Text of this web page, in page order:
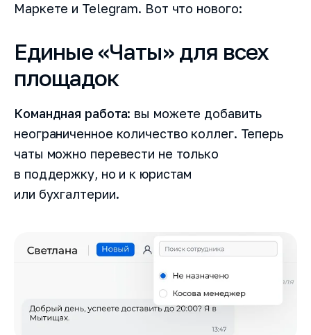
Маркете и Telegram. Вот что нового:
Единые «Чаты» для всех
площадок
Командная работа: вы можете добавить
неограниченное количество коллег. Теперь
чаты можно перевести не только
в поддержку, но и к юристам
или бухгалтерии.